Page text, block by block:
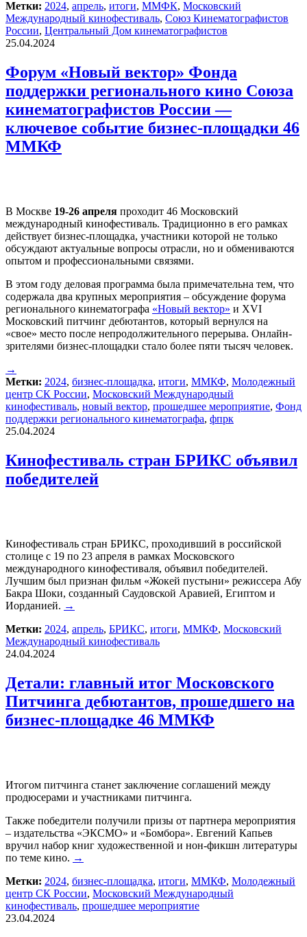
Метки: 2024, апрель, итоги, ММФК, Московский
Международный кинофестиваль, Союз Кинематографистов
России, Центральный Дом кинематографистов
25.04.2024
Форум «Новый вектор» Фонда
поддержки регионального кино Союза
кинематографистов России —
ключевое событие бизнес-площадки 46
ММКФ
В Москве 19-26 апреля проходит 46 Московский
международный кинофестиваль. Традиционно в его рамках
действует бизнес-площадка, участники которой не только
обсуждают актуальные вопросы отрасли, но и обмениваются
опытом и профессиональными связями.
В этом году деловая программа была примечательна тем, что
содержала два крупных мероприятия – обсуждение форума
регионального кинематографа «Новый вектор» и XVI
Московский питчинг дебютантов, который вернулся на
«свое» место после непродолжительного перерыва. Онлайн-
зрителями бизнес-площадки стало более пяти тысяч человек.
→
Метки: 2024, бизнес-площадка, итоги, ММКФ, Молодежный
центр СК России, Московский Международный
кинофестиваль, новый вектор, прошедшее мероприятие, Фонд
поддержки регионального кинематографа, фпрк
25.04.2024
Кинофестиваль стран БРИКС объявил
победителей
Кинофестиваль стран БРИКС, проходивший в российской
столице с 19 по 23 апреля в рамках Московского
международного кинофестиваля, объявил победителей.
Лучшим был признан фильм «Жокей пустыни» режиссера Абу
Бакра Шоки, созданный Саудовской Аравией, Египтом и
Иорданией. →
Метки: 2024, апрель, БРИКС, итоги, ММКФ, Московский
Международный кинофестиваль
24.04.2024
Детали: главный итог Московского
Питчинга дебютантов, прошедшего на
бизнес-площадке 46 ММКФ
Итогом питчинга станет заключение соглашений между
продюсерами и участниками питчинга.
Также победители получили призы от партнера мероприятия
– издательства «ЭКСМО» и «Бомбора». Евгений Капьев
вручил набор книг художественной и нон-фикшн литературы
по теме кино. →
Метки: 2024, бизнес-площадка, итоги, ММКФ, Молодежный
центр СК России, Московский Международный
кинофестиваль, прошедшее мероприятие
23.04.2024